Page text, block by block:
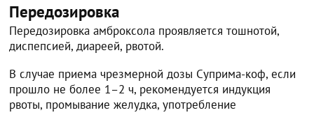
Передозировка
Передозировка амброксола проявляется тошнотой,
диспепсией, диареей, рвотой.
В случае приема чрезмерной дозы Суприма-коф, если
прошло не более 1–2 ч, рекомендуется индукция
рвоты, промывание желудка, употребление